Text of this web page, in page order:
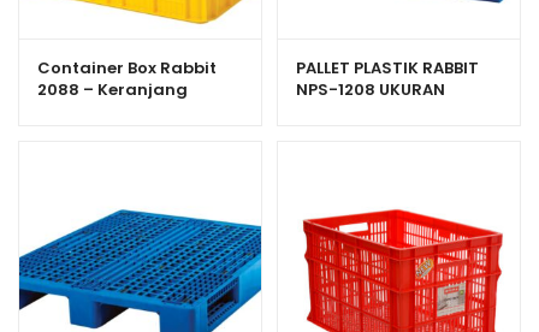
Container Box Rabbit
2088 – Keranjang
PALLET PLASTIK RABBIT
NPS-1208 UKURAN